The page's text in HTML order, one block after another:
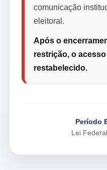
comunicação
eleitoral.
Após o
restrição, o
restabelecido.
Período
Lei